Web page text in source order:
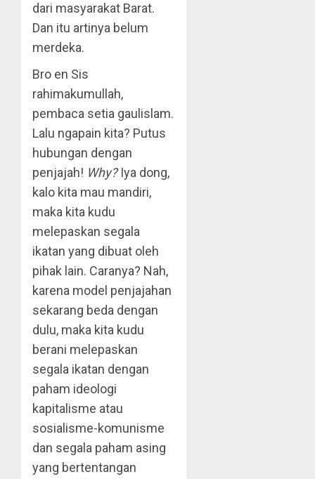
dari ma­syarakat Barat.
Dan itu artinya belum
merdeka.
Bro en Sis
rahimakumullah,
pembaca setia gaulislam.
Lalu ngapain kita? Putus
hubungan dengan
penjajah! Why?Iya dong,
kalo kita mau mandiri,
maka kita kudu
melepaskan segala
ikatan yang dibuat oleh
pihak lain. Caranya? Nah,
karena model penjajahan
sekarang beda dengan
dulu, maka kita kudu
berani melepaskan
segala ikatan dengan
paham ideologi
kapitalisme atau
sosialisme-komunisme
dan segala paham asing
yang bertentangan